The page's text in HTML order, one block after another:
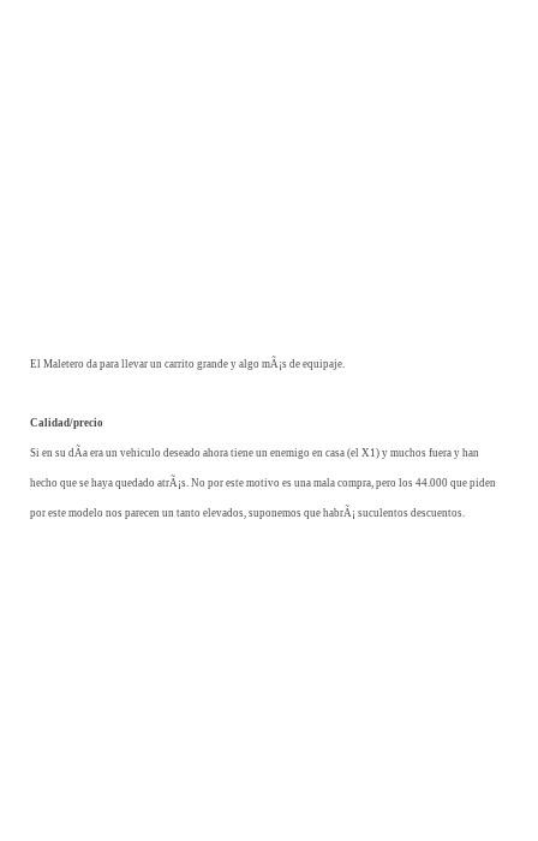
El Maletero da para llevar un carrito grande y algo mÃ¡s de equipaje.
Calidad/precio
Si en su dÃ­a era un vehiculo deseado ahora tiene un enemigo en casa (el X1) y muchos fuera y han
hecho que se haya quedado atrÃ¡s. No por este motivo es una mala compra, pero los 44.000 que piden
por este modelo nos parecen un tanto elevados, suponemos que habrÃ¡ suculentos descuentos.